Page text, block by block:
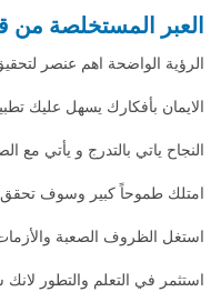
العبر المستخلصة
الرؤية الواضحة اهم عنصر
الايمان بأفكارك يسهل عليك
النجاح ياتي بالتدرج و يأتي مع
امتلك طموحاً كبير وسوف تحقق
استغل الظروف الصعبة
استثمر في التعلم والتطور